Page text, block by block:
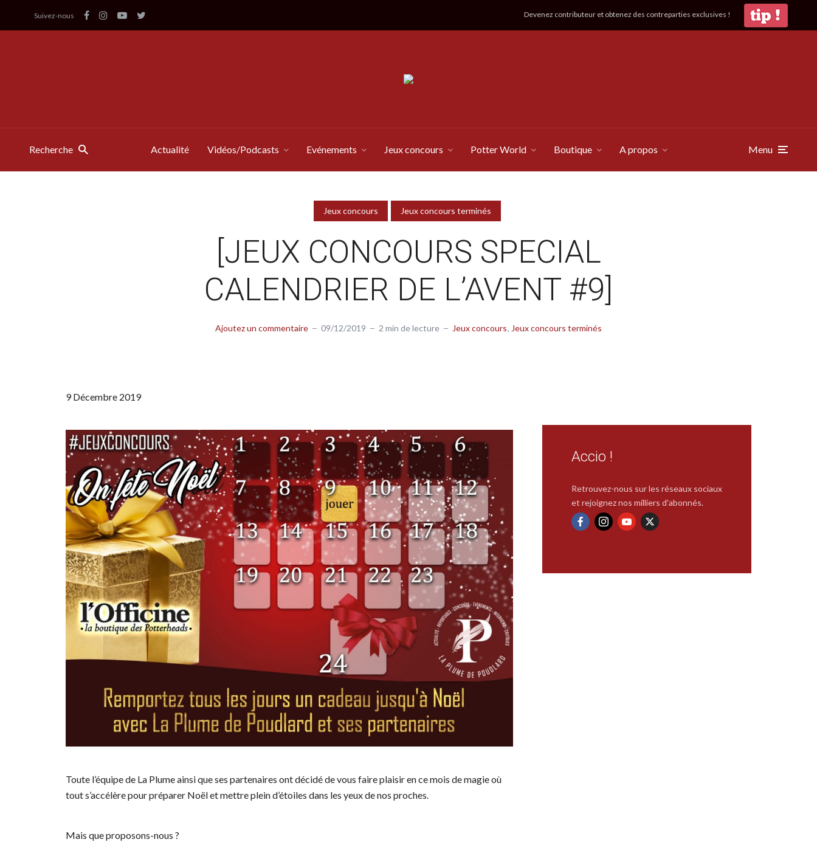
Suivez-nous Devenez contributeur et obtenez des contreparties exclusives !
Recherche Actualité Vidéos/Podcasts Evénements Jeux concours Potter World Boutique A propos Menu
Jeux concours Jeux concours terminés
[JEUX CONCOURS SPECIAL
CALENDRIER DE L’AVENT #9]
Ajoutez un commentaire 09/12/2019 2 min de lecture Jeux concours Jeux concours terminés
9 Décembre 2019
Toute l’équipe de La Plume ainsi que ses partenaires ont décidé de vous faire plaisir en ce mois de magie où
tout s’accélère pour préparer Noël et mettre plein d’étoiles dans les yeux de nos proches.
Mais que proposons-nous ?
Accio !
Retrouvez-nous sur les réseaux sociaux
et rejoignez nos milliers d'abonnés.